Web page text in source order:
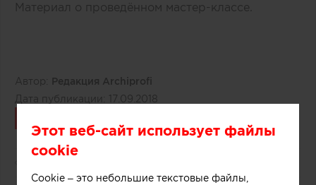
Материал о проведённом мастер-классе
Автор:
Редакция Archiprofi
Дата публикации:
17.09.2018
Этот веб-сайт использует файлы
cookie
Cookie – это небольшие текстовые файлы,